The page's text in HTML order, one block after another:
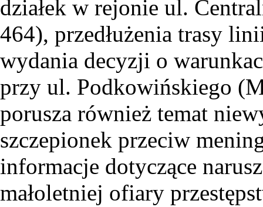
działek w rejonie ul.
464), przedłużenia trasy
wydania decyzji o
przy ul. Podkowińskiego
porusza również temat
szczepionek przeciw
informacje dotyczące
małoletniej ofiary